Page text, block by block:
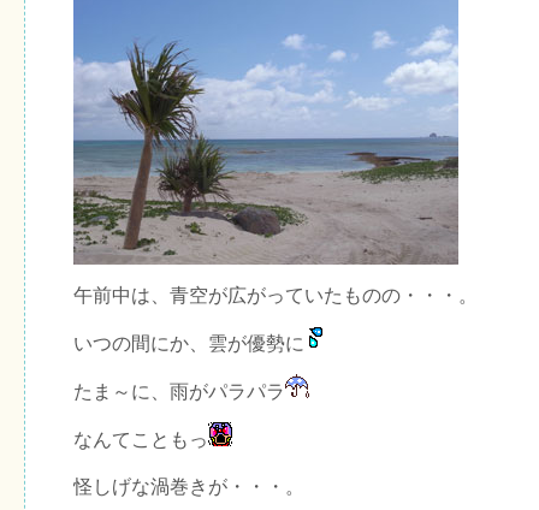
午前中は、青空が広がっていたものの・・・。
いつの間にか、雲が優勢に
たま～に、雨がパラパラ
なんてこともっ
怪しげな渦巻きが・・・。